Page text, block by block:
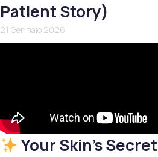
Patient Story)
21 Gennaio 2026
Your Skin’s